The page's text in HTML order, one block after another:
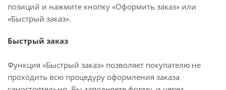
позиций и нажмите кнопку «Оформить заказ» или
«Быстрый заказ».
Быстрый заказ
Функция «Быстрый заказ» позволяет покупателю не
проходить всю процедуру оформления заказа